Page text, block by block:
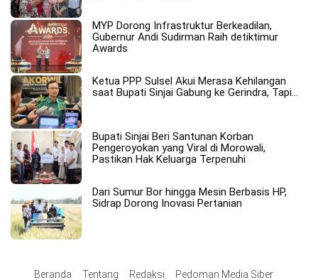
MYP Dorong Infrastruktur Berkeadilan,
Gubernur Andi Sudirman Raih detiktimur
Awards
Ketua PPP Sulsel Akui Merasa Kehilangan
saat Bupati Sinjai Gabung ke Gerindra, Tapi…
Bupati Sinjai Beri Santunan Korban
Pengeroyokan yang Viral di Morowali,
Pastikan Hak Keluarga Terpenuhi
Dari Sumur Bor hingga Mesin Berbasis HP,
Sidrap Dorong Inovasi Pertanian
Beranda Tentang Redaksi Pedoman Media Siber